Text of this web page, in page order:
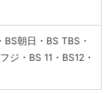
朝日・BS TBS・
ジ・BS 11・BS12・